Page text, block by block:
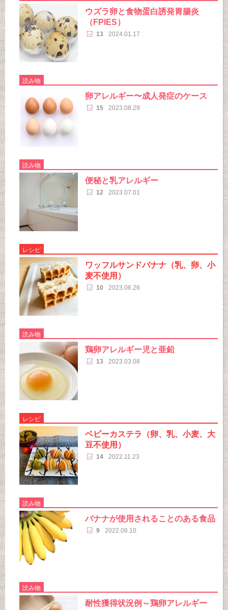
ウズラ卵と食物蛋白誘発胃腸炎
（FPIES）
13 2024.01.17
読み物
卵アレルギー〜成人発症のケース
15 2023.08.29
読み物
便秘と乳アレルギー
12 2023.07.01
レシピ
ワッフルサンドバナナ（乳、卵、小
麦不使用）
10 2023.06.26
読み物
鶏卵アレルギー児と亜鉛
13 2023.03.08
レシピ
ベビーカステラ（卵、乳、小麦、大
豆不使用）
14 2022.11.23
読み物
バナナが使用されることのある食品
9 2022.08.10
読み物
耐性獲得状況例～鶏卵アレルギー